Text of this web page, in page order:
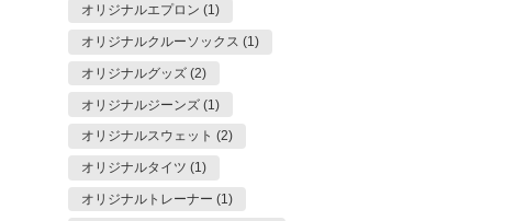
オリジナルエプロン (1)
オリジナルクルーソックス (1)
オリジナルグッズ (2)
オリジナルジーンズ (1)
オリジナルスウェット (2)
オリジナルタイツ (1)
オリジナルトレーナー (1)